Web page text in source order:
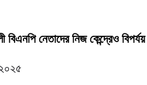
নেতাদের নিজ কেন্দ্রেও বিপর্যয়